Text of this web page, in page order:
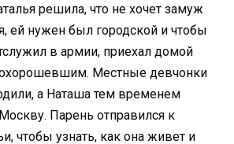
решила, что не хочет замуж
ей нужен был городской и чтобы
в армии, приехал домой
Местные девчонки
а Наташа тем временем
Парень отправился к
чтобы узнать, как она живет и